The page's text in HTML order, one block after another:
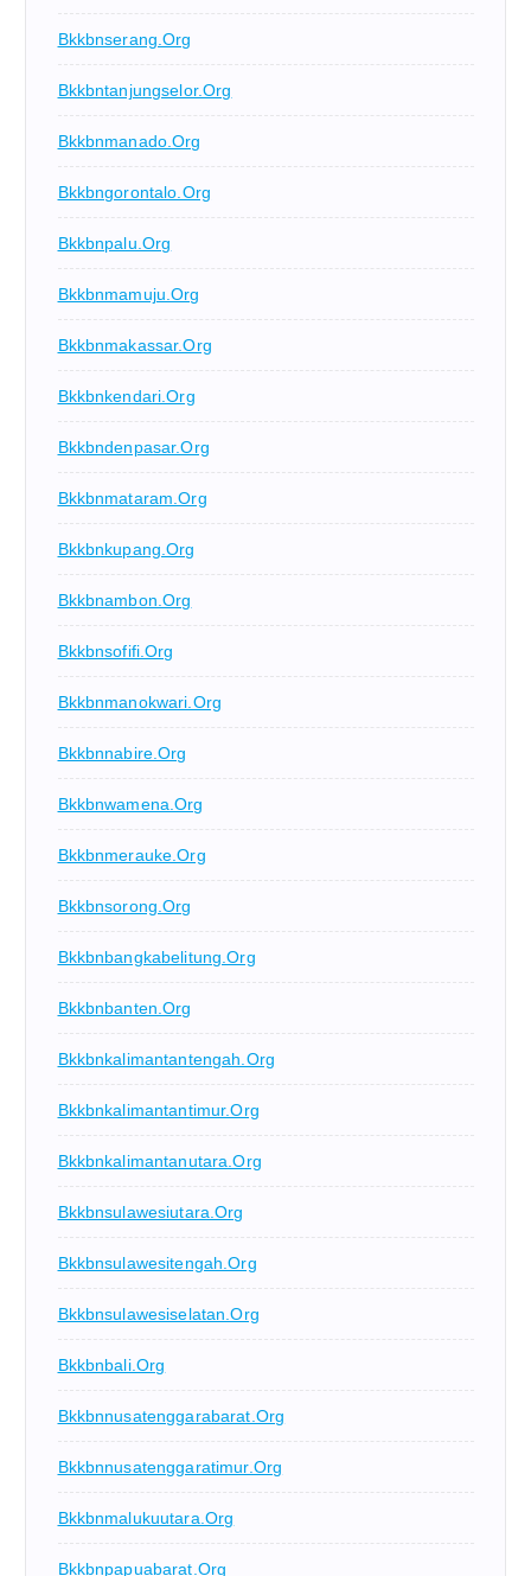
Bkkbnserang.org
Bkkbntanjungselor.org
Bkkbnmanado.org
Bkkbngorontalo.org
Bkkbnpalu.org
Bkkbnmamuju.org
Bkkbnmakassar.org
Bkkbnkendari.org
Bkkbndenpasar.org
Bkkbnmataram.org
Bkkbnkupang.org
Bkkbnambon.org
Bkkbnsofifi.org
Bkkbnmanokwari.org
Bkkbnnabire.org
Bkkbnwamena.org
Bkkbnmerauke.org
Bkkbnsorong.org
Bkkbnbangkabelitung.org
Bkkbnbanten.org
Bkkbnkalimantantengah.org
Bkkbnkalimantantimur.org
Bkkbnkalimantanutara.org
Bkkbnsulawesiutara.org
Bkkbnsulawesitengah.org
Bkkbnsulawesiselatan.org
Bkkbnbali.org
Bkkbnnusatenggarabarat.org
Bkkbnnusatenggaratimur.org
Bkkbnmalukuutara.org
Bkkbnpapuabarat.org